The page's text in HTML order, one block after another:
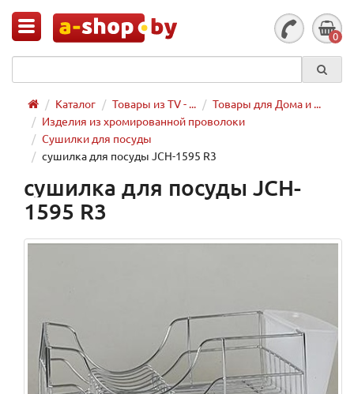
0
Каталог Товары из TV - ...
Товары для Дома и ...
Изделия из хромированной проволоки
Сушилки для посуды
сушилка для посуды JCH-1595 R3
сушилка для посуды JCH-
1595 R3